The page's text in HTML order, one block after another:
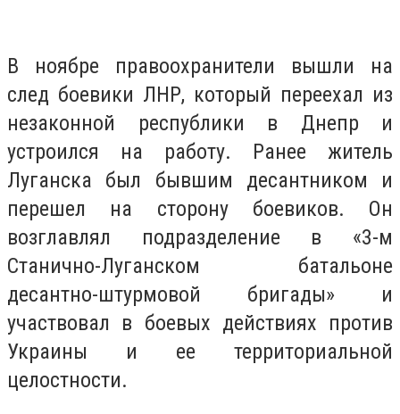
В ноябре правоохранители вышли на
след боевики ЛНР, который переехал из
незаконной республики в Днепр и
устроился на работу. Ранее житель
Луганска был бывшим десантником и
перешел на сторону боевиков. Он
возглавлял подразделение в «3-м
Станично-Луганском батальоне
десантно-штурмовой бригады» и
участвовал в боевых действиях против
Украины и ее территориальной
целостности.